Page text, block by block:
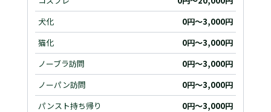
犬化
0円～3,000円
猫化
0円～3,000円
ノーブラ訪問
0円～3,000円
ノーパン訪問
0円～3,000円
パンスト持ち帰り
0円～3,000円